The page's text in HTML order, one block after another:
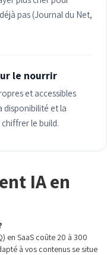
pas (Journal du Net,
le nourrir
et accessibles
disponibilité et la
le build.
IA en
en SaaS coûte 20 à 300
à vos contenus se situe